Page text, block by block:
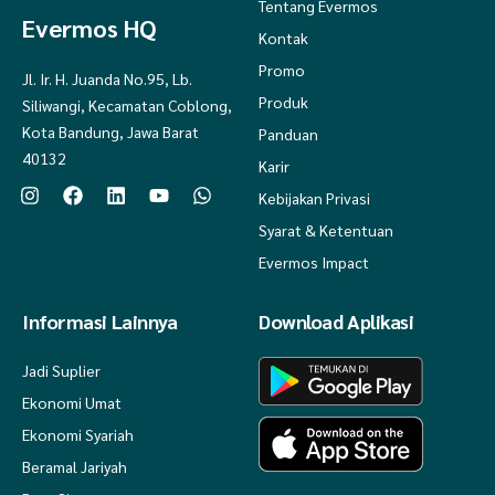
- GAMIS IBU
LD- PB -PT
XS = 90 cm - 128 cm - 54 cm
S = 98 cm - 132 cm - 56 cm
XL = 110 cm - 140 cm - 59 cm
XXL = 118 cm - 144 cm - 60 cm
3XL = 122 cm - 144 cm - 61 cm
Evermos HQ
Jl. Ir. H. Juanda No.95, Lb.
Siliwangi, Kecamatan Coblong,
Kota Bandung, Jawa Barat
40132
Tentang Evermos
Kontak
Promo
Produk
Panduan
Karir
Kebijakan Privasi
Syarat & Ketentuan
Evermos Impact
Informasi Lainnya
Jadi Suplier
Ekonomi Umat
Ekonomi Syariah
Beramal Jariyah
Download Aplikasi